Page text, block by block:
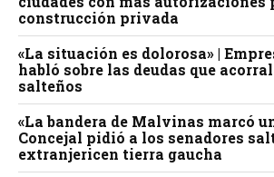
construcción privada
«La situación es dolorosa» |
habló sobre las deudas que
salteños
«La bandera de Malvinas marcó
Concejal pidió a los senadores
extranjericen tierra gaucha